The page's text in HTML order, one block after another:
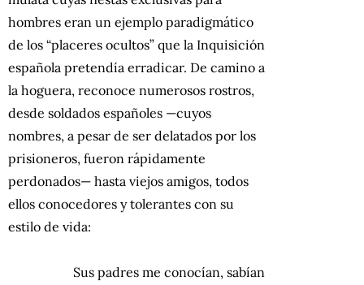
hombres eran un ejemplo paradigmático
de los “placeres ocultos” que la Inquisición
española pretendía erradicar. De camino a
la hoguera, reconoce numerosos rostros,
desde soldados españoles —cuyos
nombres, a pesar de ser delatados por los
prisioneros, fueron rápidamente
perdonados— hasta viejos amigos, todos
ellos conocedores y tolerantes con su
estilo de vida:
Sus padres me conocían, sabían